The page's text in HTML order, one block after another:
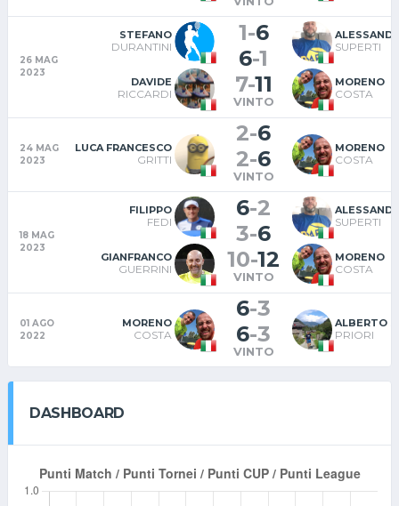
26 MAG
2023
STEFANO
DURANTINI
DAVIDE
RICCARDI
1-6
6-1
7-11
VINTO
SUPERTI
MORENO
COSTA
24 MAG
2023
LUCA FRANCESCO
GRITTI
2-6
2-6
VINTO
MORENO
COSTA
18 MAG
2023
FILIPPO
FEDI
GIANFRANCO
GUERRINI
6-2
3-6
10-12
VINTO
SUPERTI
MORENO
COSTA
01 AGO
2022
MORENO
COSTA
6-3
6-3
VINTO
ALBERTO
PRIORI
DASHBOARD